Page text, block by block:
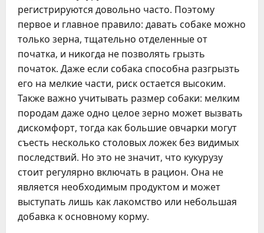
регистрируются довольно часто. Поэтому
первое и главное правило: давать собаке можно
только зерна, тщательно отделенные от
початка, и никогда не позволять грызть
початок. Даже если собака способна разгрызть
его на мелкие части, риск остается высоким.
Также важно учитывать размер собаки: мелким
породам даже одно целое зерно может вызвать
дискомфорт, тогда как большие овчарки могут
съесть несколько столовых ложек без видимых
последствий. Но это не значит, что кукурузу
стоит регулярно включать в рацион. Она не
является необходимым продуктом и может
выступать лишь как лакомство или небольшая
добавка к основному корму.